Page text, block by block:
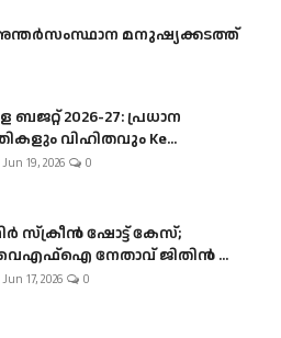
മനുഷ്യക്കടത്ത്
ബജറ്റ് 2026-27: പ്രധാന
വിഹിതവും Ke...
Jun 19, 2026 0
സ്‌ക്രീൻ ഷോട്ട് കേസ്;
നേതാവ് ജിതിൻ ...
Jun 17, 2026 0